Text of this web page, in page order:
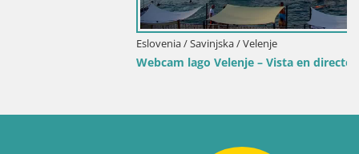
Eslovenia / Savinjska / Velenje
Webcam lago Velenje – Vista en directo desde Velenje Beach